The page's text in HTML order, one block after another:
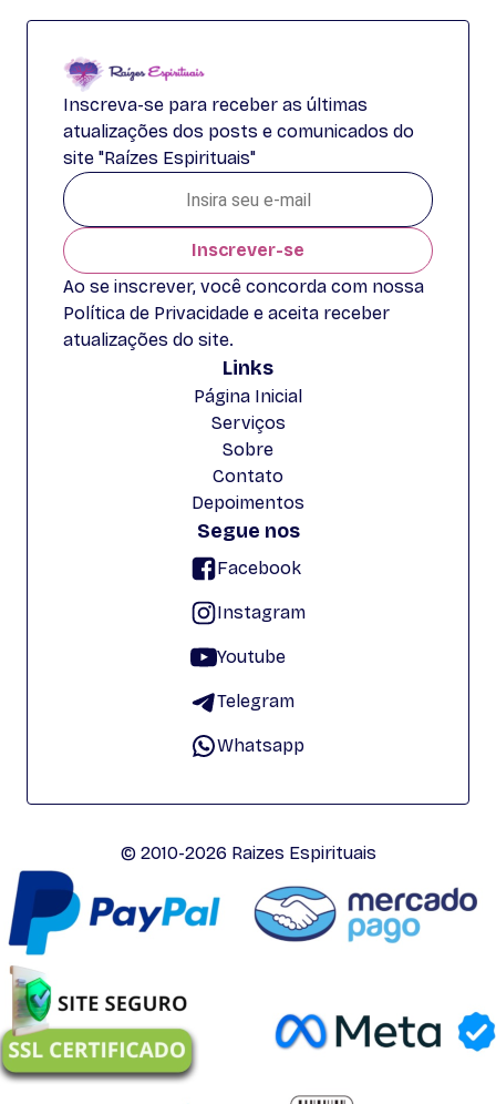
Inscreva-se para receber as últimas
atualizações dos posts e comunicados do
site "Raízes Espirituais"
Inscrever-se
Ao se inscrever, você concorda com nossa
Política de Privacidade e aceita receber
atualizações do site.
Links
Página Inicial
Serviços
Sobre
Contato
Depoimentos
Segue nos
Facebook
Instagram
Youtube
Telegram
Whatsapp
© 2010-2026 Raizes Espirituais